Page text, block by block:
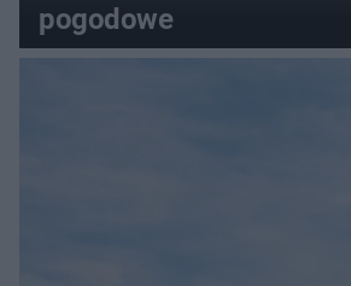
pogodowe